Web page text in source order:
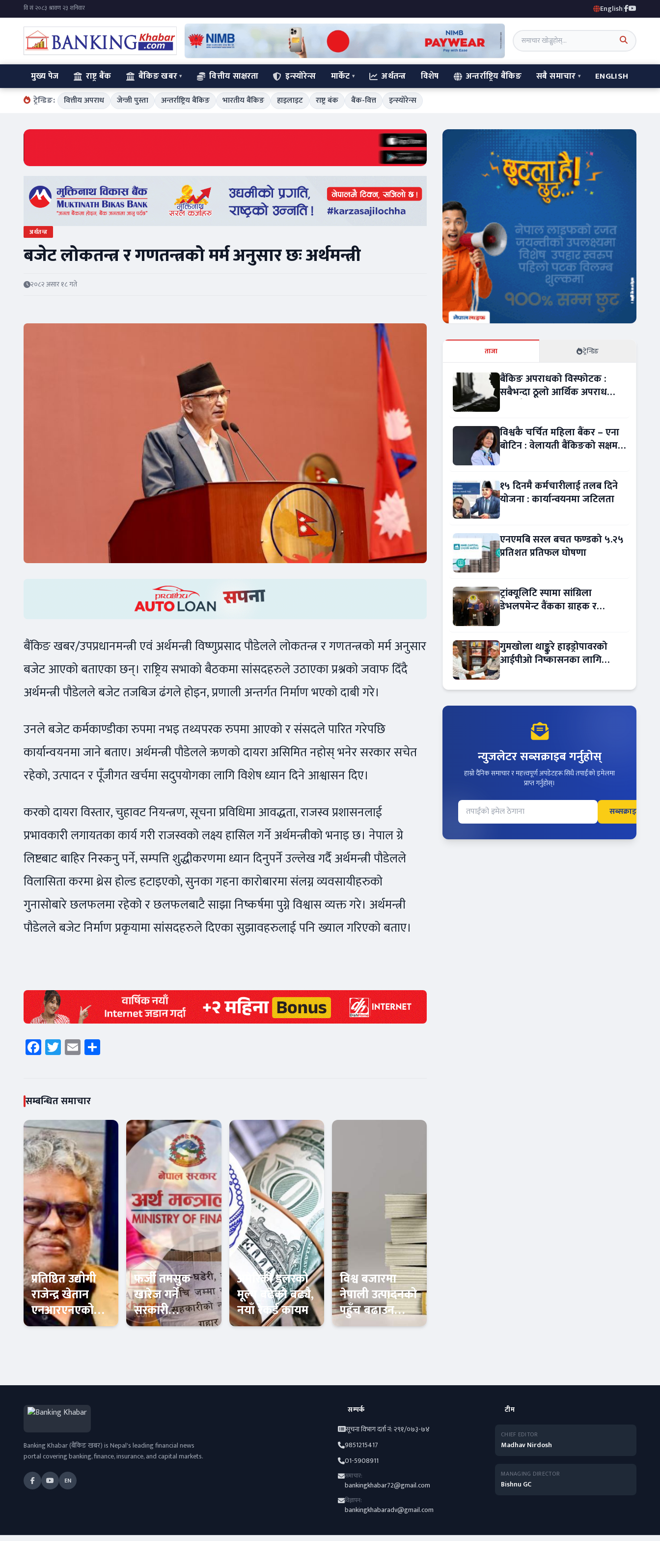
English|
मुख्य पेज राष्ट्र बैंक बैंकिङ खबर वित्तीय साक्षरता इन्स्योरेन्स मार्केट अर्थतन्त्र विशेष अन्तर्राष्ट्रिय बैंकिङ सबै समाचार ENGLISH
ट्रेन्डिङ: वित्तीय अपराध जेन्जी पुस्ता अन्तर्राष्ट्रिय बैंकिङ भारतीय बैंकिङ हाइलाइट राष्ट्र बंक बैंक-वित्त इन्स्योरेन्स
अर्थतन्त्र
बजेट लोकतन्त्र र गणतन्त्रको मर्म अनुसार छः अर्थमन्त्री
२०८२ असार १८ गते
बैंकिङ खबर/उपप्रधानमन्त्री एवं अर्थमन्त्री विष्णुप्रसाद पौडेलले लोकतन्त्र र गणतन्त्रको मर्म अनुसार
बजेट आएको बताएका छन्। राष्ट्रिय सभाको बैठकमा सांसदहरुले उठाएका प्रश्नको जवाफ दिँदै
अर्थमन्त्री पौडेलले बजेट तजबिज ढंगले होइन, प्रणाली अन्तर्गत निर्माण भएको दाबी गरे।
उनले बजेट कर्मकाण्डीका रुपमा नभइ तथ्यपरक रुपमा आएको र संसदले पारित गरेपछि
कार्यान्वयनमा जाने बताए। अर्थमन्त्री पौडेलले ऋणको दायरा असिमित नहोस् भनेर सरकार सचेत
रहेको, उत्पादन र पूँजीगत खर्चमा सदुपयोगका लागि विशेष ध्यान दिने आश्वासन दिए।
करको दायरा विस्तार, चुहावट नियन्त्रण, सूचना प्रविधिमा आवद्धता, राजस्व प्रशासनलाई
प्रभावकारी लगायतका कार्य गरी राजस्वको लक्ष्य हासिल गर्ने अर्थमन्त्रीको भनाइ छ। नेपाल ग्रे
लिष्टबाट बाहिर निस्कनु पर्ने, सम्पत्ति शुद्धीकरणमा ध्यान दिनुपर्ने उल्लेख गर्दै अर्थमन्त्री पौडेलले
विलासिता करमा थ्रेस होल्ड हटाइएको, सुनका गहना कारोबारमा संलग्न व्यवसायीहरुको
गुनासोबारे छलफलमा रहेको र छलफलबाटै साझा निष्कर्षमा पुग्ने विश्वास व्यक्त गरे। अर्थमन्त्री
पौडेलले बजेट निर्माण प्रकृयामा सांसदहरुले दिएका सुझावहरुलाई पनि ख्याल गरिएको बताए।
Facebook
Twitter
Email
सम्बन्धित समाचार
प्रतिष्ठित उद्योगी
राजेन्द्र खेतान
एनआरएनएको
आईसीसी
फर्जी तमसुक
खारेज गर्ने
सरकारी
प्रतिबद्धता :
अमेरिकी डलरको
मूल्य बढेको बढ्यै,
नयाँ रेकर्ड कायम
विश्व बजारमा
नेपाली उत्पादनको
पहुँच बढाउन
सरकारको नयाँ
ताजा ट्रेन्डिङ
बैंकिङ अपराधको विस्फोटक :
सबैभन्दा ठूलो आर्थिक अपराध
विश्वकै चर्चित महिला बैंकर – एना
बोटिन : वेलायती बैंकिङको सक्षम
१५ दिनमै कर्मचारीलाई तलब दिने
योजना : कार्यान्वयनमा जटिलता
एनएमबि सरल बचत फण्डको ५.२५
प्रतिशत प्रतिफल घोषणा
ट्रांक्यूलिटि स्पामा सांग्रिला
डेभलपमेन्ट वैंकका ग्राहक र
गुमखोला थाङ्कुरे हाइड्रोपावरको
आईपीओ निष्कासनका लागि
न्युजलेटर सब्सक्राइब गर्नुहोस्
हाम्रो दैनिक समाचार र महत्त्वपूर्ण अपडेटहरू सिधै तपाईंको इमेलमा
प्राप्त गर्नुहोस्।
सब्सक्राइब
Banking Khabar (बैंकिङ खबर) is Nepal's leading financial news
portal covering banking, finance, insurance, and capital markets.
EN
सम्पर्क
सूचना विभाग दर्ता नं: २९१/०७३-७४
9851215417
01-5908911
समाचार:
bankingkhabar72@gmail.com
विज्ञापन:
bankingkhabaradv@gmail.com
टीम
CHIEF EDITOR
Madhav Nirdosh
MANAGING DIRECTOR
Bishnu GC